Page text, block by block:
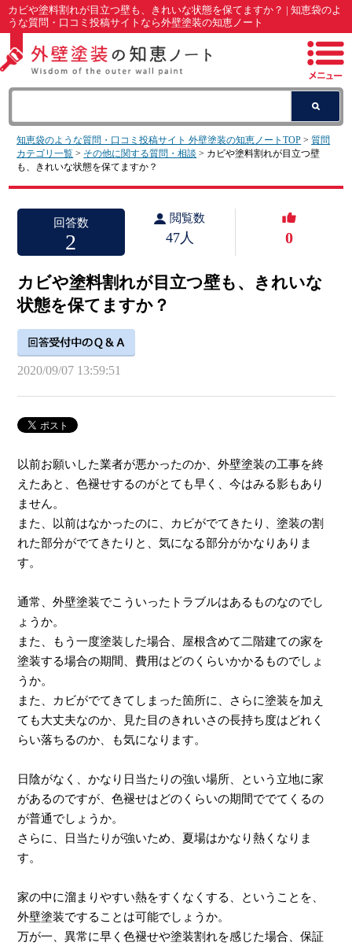
カビや塗料割れが目立つ壁も、きれいな状態を保てますか？ | 知恵袋のよ
うな質問・口コミ投稿サイトなら外壁塗装の知恵ノート
知恵袋のような質問・口コミ投稿サイト 外壁塗装の知恵ノートTOP >質問
カテゴリ一覧 > その他に関する質問・相談 > カビや塗料割れが目立つ壁
も、きれいな状態を保てますか？
回答数
2
閲覧数
47人 0
カビや塗料割れが目立つ壁も、きれいな
状態を保てますか？
2020/09/07 13:59:51
以前お願いした業者が悪かったのか、外壁塗装の工事を終
えたあと、色褪せするのがとても早く、今はみる影もあり
ません。
また、以前はなかったのに、カビがでてきたり、塗装の割
れた部分がでてきたりと、気になる部分がかなりありま
す。
通常、外壁塗装でこういったトラブルはあるものなのでし
ょうか。
また、もう一度塗装した場合、屋根含めて二階建ての家を
塗装する場合の期間、費用はどのくらいかかるものでしょ
うか。
また、カビがでてきてしまった箇所に、さらに塗装を加え
ても大丈夫なのか、見た目のきれいさの長持ち度はどれく
らい落ちるのか、も気になります。
日陰がなく、かなり日当たりの強い場所、という立地に家
があるのですが、色褪せはどのくらいの期間ででてくるの
が普通でしょうか。
さらに、日当たりが強いため、夏場はかなり熱くなりま
す。
家の中に溜まりやすい熱をすくなくする、ということを、
外壁塗装ですることは可能でしょうか。
万が一、異常に早く色褪せや塗装割れを感じた場合、保証